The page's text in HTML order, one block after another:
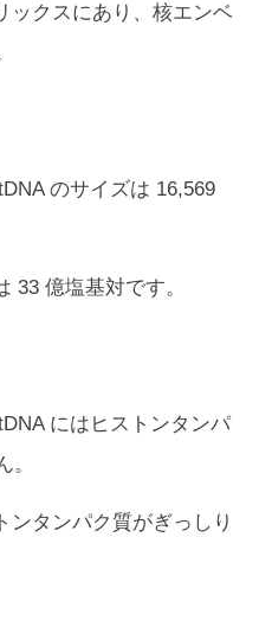
ックスにあり、核エンベ
のサイズは 16,569
33 億塩基対です。
にはヒストンタンパ
。
ンタンパク質がぎっしり